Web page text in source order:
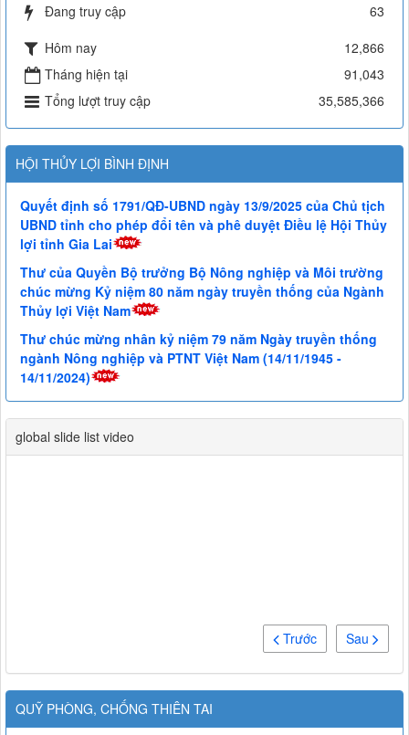
Đang truy cập
63
Hôm nay
12,866
Tháng hiện tại
91,043
Tổng lượt truy cập
35,585,366
HỘI THỦY LỢI BÌNH ĐỊNH
Quyết định số 1791/QĐ-UBND ngày 13/9/2025 của Chủ tịch
UBND tỉnh cho phép đổi tên và phê duyệt Điều lệ Hội Thủy
lợi tỉnh Gia Lai
Thư của Quyền Bộ trưởng Bộ Nông nghiệp và Môi trường
chúc mừng Kỷ niệm 80 năm ngày truyền thống của Ngành
Thủy lợi Việt Nam
Thư chúc mừng nhân kỷ niệm 79 năm Ngày truyền thống
ngành Nông nghiệp và PTNT Việt Nam (14/11/1945 -
14/11/2024)
global slide list video
Sau
Trước
QUỸ PHÒNG, CHỐNG THIÊN TAI